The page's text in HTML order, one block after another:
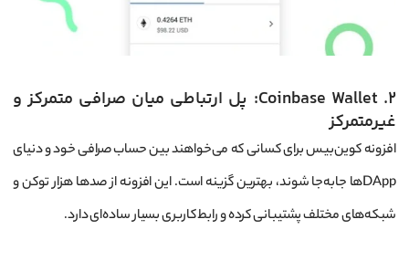
2. Coinbase Wallet: پل ارتباطی میان صرافی متمرکز و
غیرمتمرکز
افزونه کوین‌بیس برای کسانی که می‌خواهند بین حساب صرافی خود و دنیای
DAppها جابه‌جا شوند، بهترین گزینه است. این افزونه از صدها هزار توکن و
شبکه‌های مختلف پشتیبانی کرده و رابط کاربری بسیار ساده‌ای دارد.